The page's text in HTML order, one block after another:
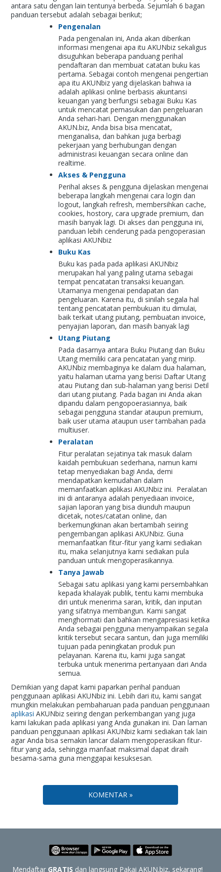
antara satu dengan lain tentunya berbeda. Sejumlah 6 bagan
panduan tersebut adalah sebagai berikut;
Pengenalan
Pada pengenalan ini, Anda akan diberikan
informasi mengenai apa itu AKUNbiz sekaligus
disuguhkan beberapa panduang perihal
pendaftaran dan membuat catatan buku kas
pertama. Sebagai contoh mengenai pengertian
apa itu AKUNbiz yang dijelaskan bahwa ia
adalah aplikasi online berbasis akuntansi
keuangan yang berfungsi sebagai Buku Kas
untuk mencatat pemasukan dan pengeluaran
Anda sehari-hari. Dengan menggunakan
AKUN.biz, Anda bisa bisa mencatat,
menganalisa, dan bahkan juga berbagi
pekerjaan yang berhubungan dengan
administrasi keuangan secara online dan
realtime.
Akses & Pengguna
Perihal akses & pengguna dijelaskan mengenai
beberapa langkah mengenai cara login dan
logout, langkah refresh, membersihkan cache,
cookies, hostory, cara upgrade premium, dan
masih banyak lagi. Di akses dan pengguna ini,
panduan lebih cenderung pada pengoperasian
aplikasi AKUNbiz
Buku Kas
Buku kas pada pada aplikasi AKUNbiz
merupakan hal yang paling utama sebagai
tempat pencatatan transaksi keuangan.
Utamanya mengenai pendapatan dan
pengeluaran. Karena itu, di sinilah segala hal
tentang pencatatan pembukuan itu dimulai,
baik terkait utang piutang, pembuatan invoice,
penyajian laporan, dan masih banyak lagi
Utang Piutang
Pada dasarnya antara Buku Piutang dan Buku
Utang memiliki cara pencatatan yang mirip.
AKUNbiz membaginya ke dalam dua halaman,
yaitu halaman utama yang berisi Daftar Utang
atau Piutang dan sub-halaman yang berisi Detil
dari utang piutang. Pada bagan ini Anda akan
dipandu dalam pengopoerasiannya, baik
sebagai pengguna standar ataupun premium,
baik user utama ataupun user tambahan pada
multiuser.
Peralatan
Fitur peralatan sejatinya tak masuk dalam
kaidah pembukuan sederhana, namun kami
tetap menyediakan bagi Anda, demi
mendapatkan kemudahan dalam
memanfaatkan aplikasi AKUNbiz ini. Peralatan
ini di antaranya adalah penyediaan invoice,
sajian laporan yang bisa diunduh maupun
dicetak, notes/catatan online, dan
berkemungkinan akan bertambah seiring
pengembangan aplikasi AKUNbiz. Guna
memanfaatkan fitur-fitur yang kami sediakan
itu, maka selanjutnya kami sediakan pula
panduan untuk mengoperasikannya.
Tanya Jawab
Sebagai satu aplikasi yang kami persembahkan
kepada khalayak publik, tentu kami membuka
diri untuk menerima saran, kritik, dan inputan
yang sifatnya membangun. Kami sangat
menghormati dan bahkan mengapresiasi ketika
Anda sebagai pengguna menyampaikan segala
kritik tersebut secara santun, dan juga memiliki
tujuan pada peningkatan produk pun
pelayanan. Karena itu, kami juga sangat
terbuka untuk menerima pertanyaan dari Anda
semua.
Demikian yang dapat kami paparkan perihal panduan
penggunaan aplikasi AKUNbiz ini. Lebih dari itu, kami sangat
mungkin melakukan pembaharuan pada panduan penggunaan
aplikasi AKUNbiz seiring dengan perkembangan yang juga
kami lakukan pada aplikasi yang Anda gunakan ini. Dan laman
panduan penggunaan aplikasi AKUNbiz kami sediakan tak lain
agar Anda bisa semakin lancar dalam mengoperasikan fitur-
fitur yang ada, sehingga manfaat maksimal dapat diraih
besama-sama guna menggapai kesuksesan.
KOMENTAR »
Mendaftar GRATIS dan langsung Pakai AKUN.biz, sekarang!